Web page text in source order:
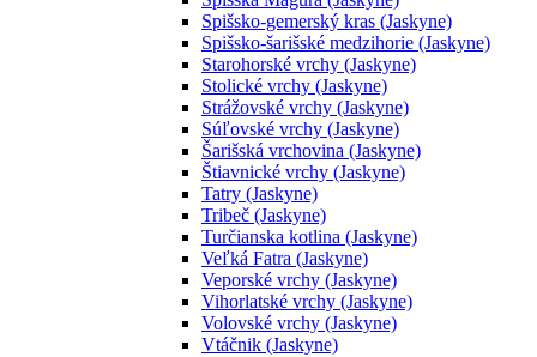
Spišsko-gemerský kras (Jaskyne)
Spišsko-šarišské medzihorie (Jaskyne)
Starohorské vrchy (Jaskyne)
Stolické vrchy (Jaskyne)
Strážovské vrchy (Jaskyne)
Súľovské vrchy (Jaskyne)
Šarišská vrchovina (Jaskyne)
Štiavnické vrchy (Jaskyne)
Tatry (Jaskyne)
Tribeč (Jaskyne)
Turčianska kotlina (Jaskyne)
Veľká Fatra (Jaskyne)
Veporské vrchy (Jaskyne)
Vihorlatské vrchy (Jaskyne)
Volovské vrchy (Jaskyne)
Vtáčnik (Jaskyne)